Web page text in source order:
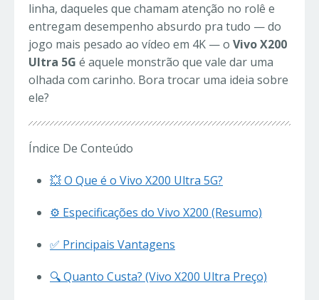
linha, daqueles que chamam atenção no rolê e
entregam desempenho absurdo pra tudo — do
jogo mais pesado ao vídeo em 4K — o Vivo X200
Ultra 5G é aquele monstrão que vale dar uma
olhada com carinho. Bora trocar uma ideia sobre
ele?
Índice De Conteúdo
💥 O Que é o Vivo X200 Ultra 5G?
⚙️ Especificações do Vivo X200 (Resumo)
✅ Principais Vantagens
🔍 Quanto Custa? (Vivo X200 Ultra Preço)